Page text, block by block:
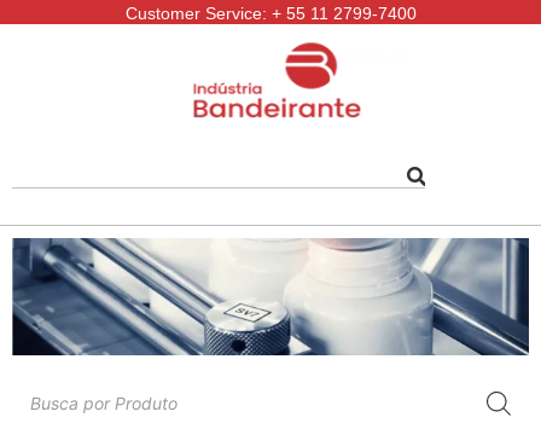
Customer Service: + 55 11 2799-7400
Follow-us: